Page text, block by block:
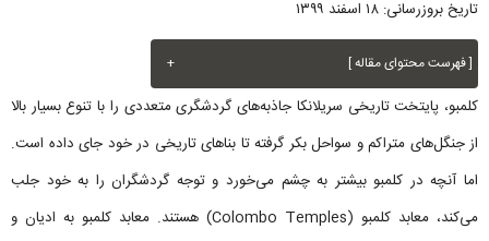
تاریخ بروزرسانی: ۱۸ اسفند ۱۳۹۹
[ فهرست محتوای مقاله ] +
کلمبو، پایتخت تاریخی سریلانکا جاذبه‌های گردشگری متعددی را با تنوع بسیار بالا
از جنگل‌های متراکم و سواحل بکر گرفته تا بناهای تاریخی در خود جای داده است.
اما آنچه در کلمبو بیشتر به چشم می‌خورد و توجه گردشگران را به خود جلب
می‌کند، معابد کلمبو (Colombo Temples) هستند. معابد کلمبو به ادیان و